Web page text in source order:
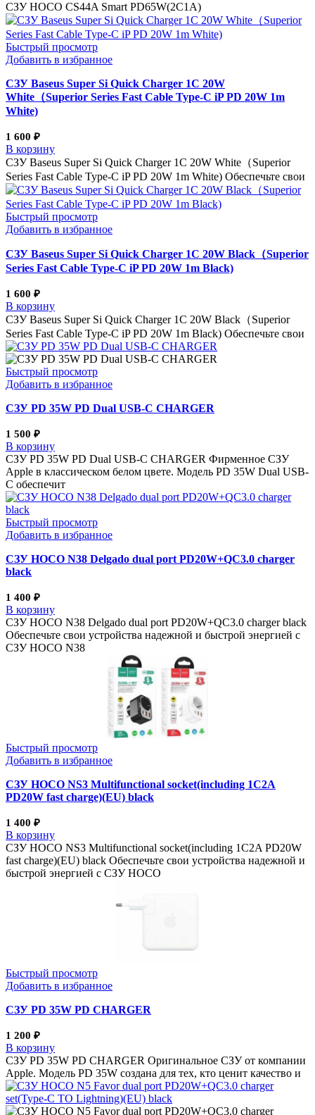
СЗУ HOCO CS44A Smart PD65W(2C1A)
Быстрый просмотр
Добавить в избранное
СЗУ Baseus Super Si Quick Charger 1C 20W
White（Superior Series Fast Cable Type-C iP PD 20W 1m
White)
1 600 ₽
В корзину
СЗУ Baseus Super Si Quick Charger 1C 20W White（Superior
Series Fast Cable Type-C iP PD 20W 1m White) Обеспечьте свои
Быстрый просмотр
Добавить в избранное
СЗУ Baseus Super Si Quick Charger 1C 20W Black（Superior
Series Fast Cable Type-C iP PD 20W 1m Black)
1 600 ₽
В корзину
СЗУ Baseus Super Si Quick Charger 1C 20W Black（Superior
Series Fast Cable Type-C iP PD 20W 1m Black) Обеспечьте свои
Быстрый просмотр
Добавить в избранное
СЗУ PD 35W PD Dual USB-C CHARGER
1 500 ₽
В корзину
СЗУ PD 35W PD Dual USB-C CHARGER Фирменное СЗУ
Apple в классическом белом цвете. Модель PD 35W Dual USB-
C обеспечит
Быстрый просмотр
Добавить в избранное
СЗУ HOCO N38 Delgado dual port PD20W+QC3.0 charger
black
1 400 ₽
В корзину
СЗУ HOCO N38 Delgado dual port PD20W+QC3.0 charger black
Обеспечьте свои устройства надежной и быстрой энергией с
СЗУ HOCO N38
Быстрый просмотр
Добавить в избранное
СЗУ HOCO NS3 Multifunctional socket(including 1C2A
PD20W fast charge)(EU) black
1 400 ₽
В корзину
СЗУ HOCO NS3 Multifunctional socket(including 1C2A PD20W
fast charge)(EU) black Обеспечьте свои устройства надежной и
быстрой энергией с СЗУ HOCO
Быстрый просмотр
Добавить в избранное
СЗУ PD 35W PD CHARGER
1 200 ₽
В корзину
СЗУ PD 35W PD CHARGER Оригинальное СЗУ от компании
Apple. Модель PD 35W создана для тех, кто ценит качество и